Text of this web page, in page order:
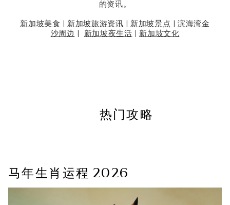
的资讯。
新加坡美食 新加坡旅游资讯 新加坡景点 |滨海湾金
沙周边
新加坡夜生活 新加坡文化
热门攻略
马年生肖运程 2026